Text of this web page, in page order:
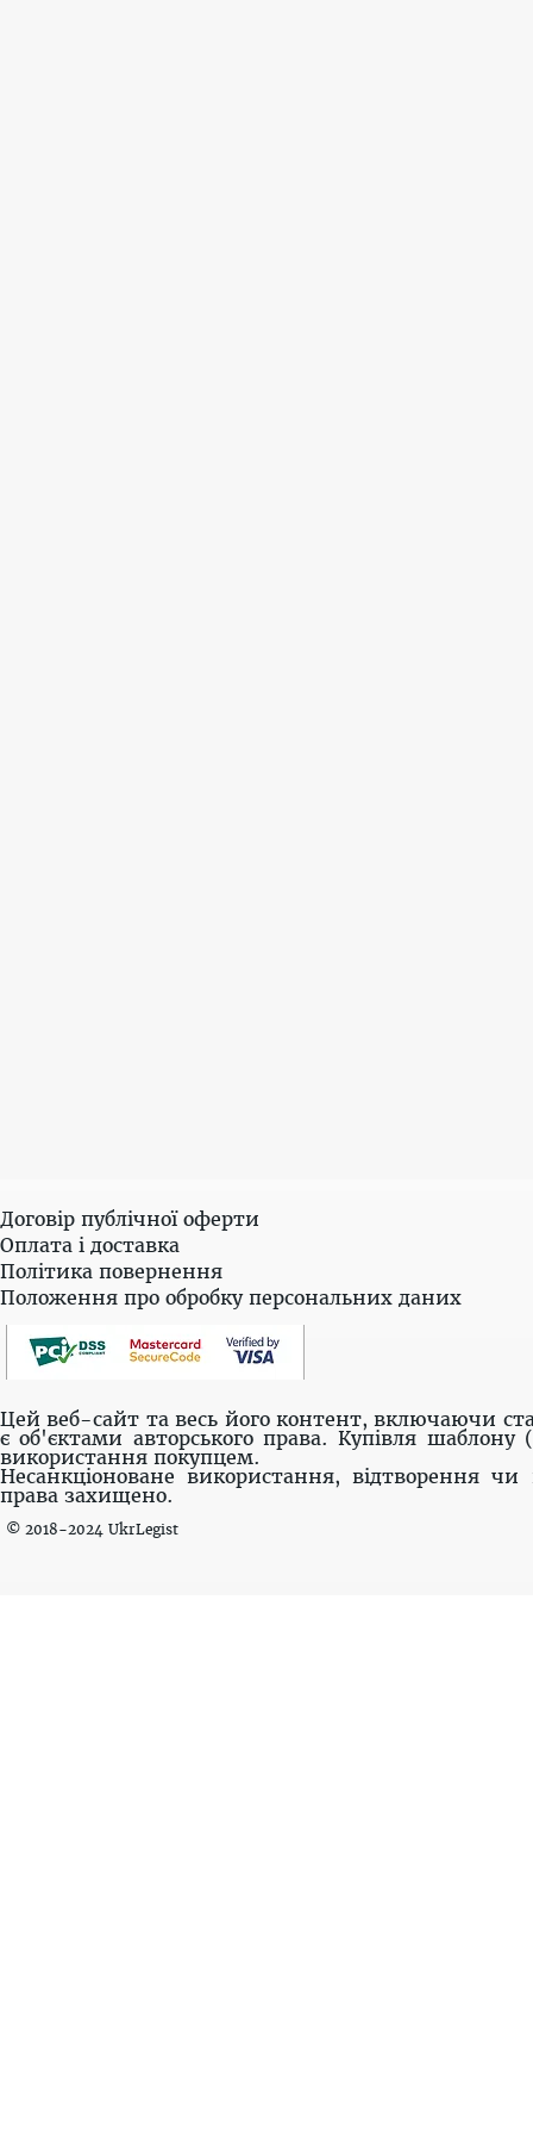
Договір публічної оферти
Оплата і доставка
Політика повернення
Положення про обробку персональних даних
Цей веб-сайт та весь його контент, включаючи
є об'єктами авторського права. Купівля шаблону
використання покупцем.
Несанкціоноване використання, відтворення
права захищено.
© 2018-2024 UkrLegist